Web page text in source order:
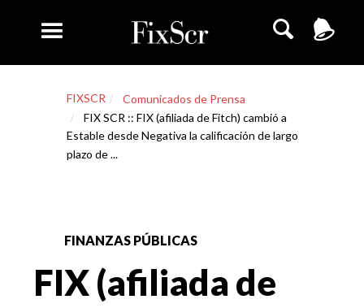
FIXSCR
Comunicados de Prensa
FIX SCR :: FIX (afiliada de Fitch) cambió a
Estable desde Negativa la calificación de largo
plazo de ...
FINANZAS PÚBLICAS
FIX (afiliada de